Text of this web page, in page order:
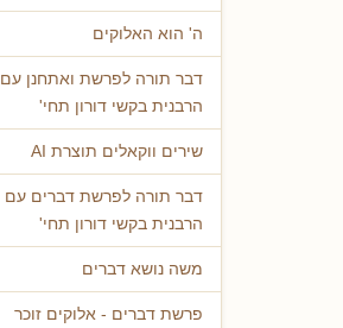
ה' הוא האלוקים
דבר תורה לפרשת ואתחנן עם
הרבנית בקשי דורון תחי'
שירים ווקאלים תוצרת AI
דבר תורה לפרשת דברים עם
הרבנית בקשי דורון תחי'
משה נושא דברים
פרשת דברים - אלוקים זוכר